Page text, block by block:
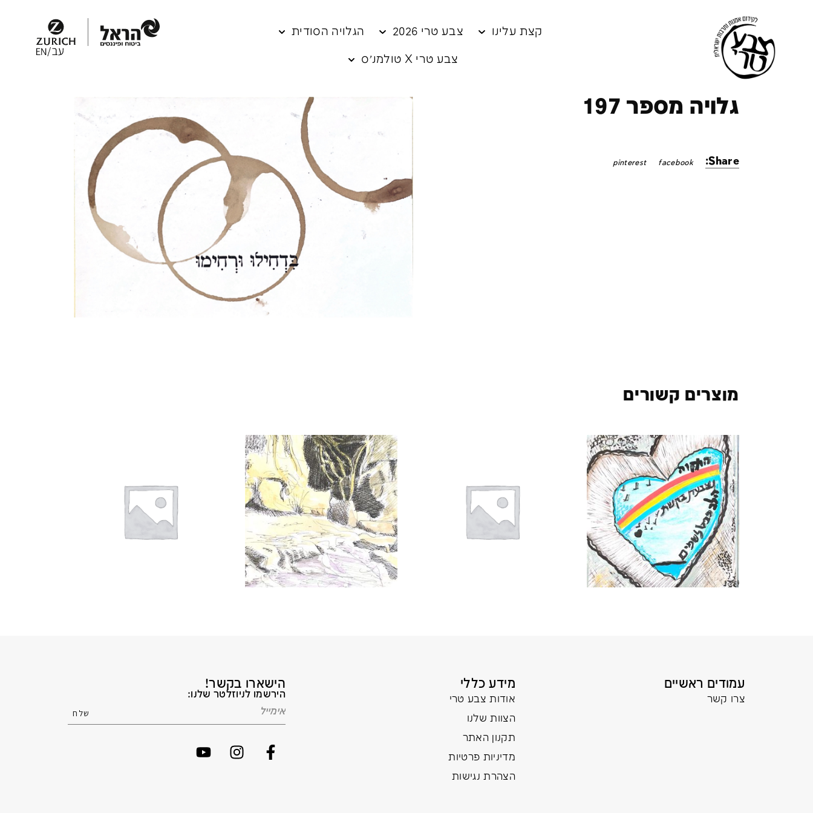
קצת עלינו צבע טרי 2026 הגלויה הסודית
צבע טרי X טולמנ׳ס
גלויה מספר 197
Share:
facebook
pinterest
מוצרים קשורים
עמודים ראשיים
צרו קשר
מידע כללי
אודות צבע טרי
הצוות שלנו
תקנון האתר
מדיניות פרטיות
הצהרת נגישות
הישארו בקשר!
הירשמו לניוזלטר שלנו: